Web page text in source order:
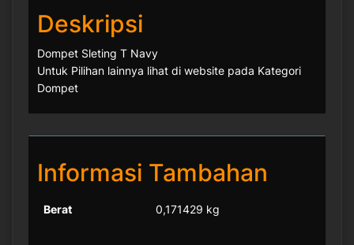
Deskripsi
Dompet Sleting T Navy
Untuk Pilihan lainnya lihat di website pada Kategori
Dompet
Informasi Tambahan
Berat 0,171429 kg